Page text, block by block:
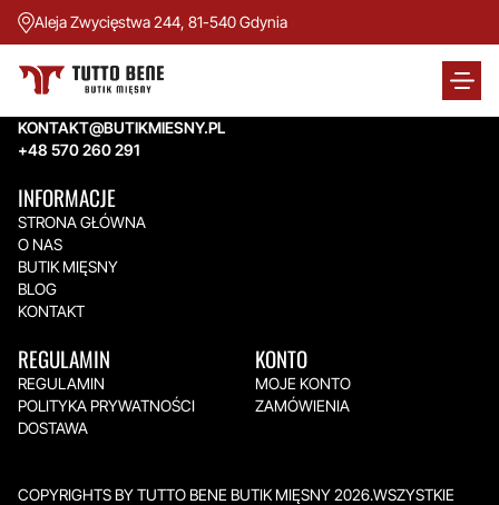
Aleja Zwycięstwa 244, 81-540 Gdynia
TUTTO BENE BUTIK MIĘSNY
Aleja Zwycięstwa 244,
KONTAKT@BUTIKMIESNY.PL
+48 570 260 291
INFORMACJE
STRONA GŁÓWNA
O NAS
BUTIK MIĘSNY
BLOG
KONTAKT
REGULAMIN
REGULAMIN
POLITYKA PRYWATNOŚCI
DOSTAWA
KONTO
MOJE KONTO
ZAMÓWIENIA
COPYRIGHTS BY TUTTO BENE BUTIK MIĘSNY 2026.WSZYSTKIE